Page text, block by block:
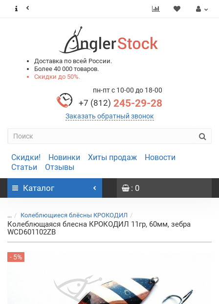
Доставка по всей России.
Более 40 000 товаров.
Скидки до 50%.
пн-пт с 10-00 до 18-00
+7 (812) 245-29-28
Заказать обратный звонок
Скидки! Новинки Хиты продаж
Новости
Статьи
Отзывы
Каталог : 0
... Колеблющиеся блёсны КРОКОДИЛ
Колеблющаяся блесна КРОКОДИЛ 11гр, 60мм, зебра
WCD601102ZB
- 5%